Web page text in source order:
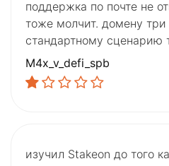
поддержка по почте не
тоже молчит. домену
стандартному сценарию
M4x_v_defi_spb
изучил Stakeon до того